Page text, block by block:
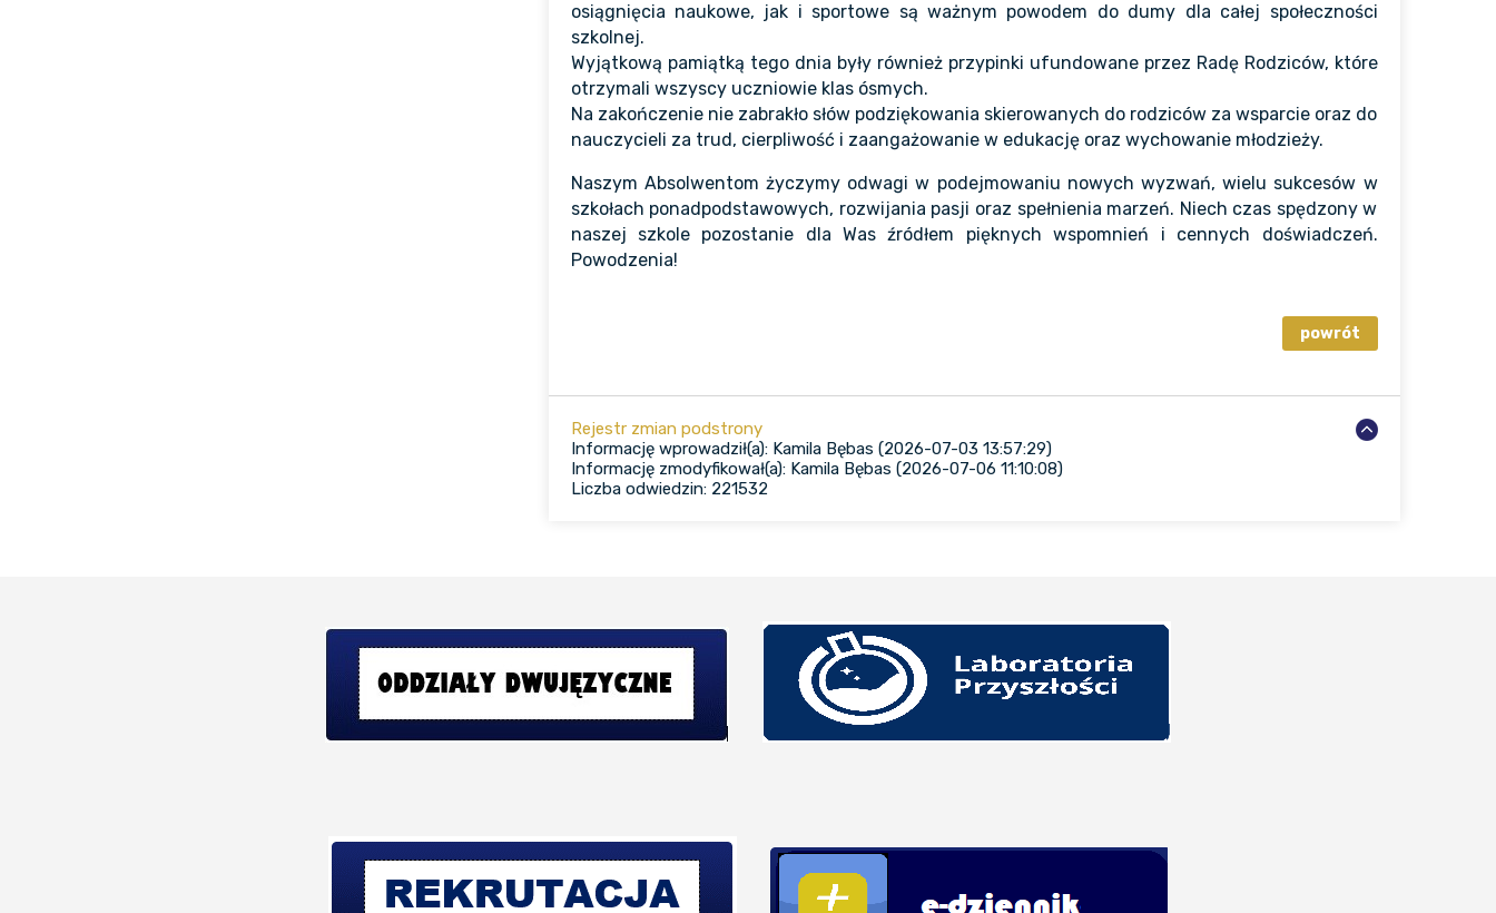
osiągnięcia naukowe, jak i sportowe są ważnym powodem do dumy dla całej społeczności
szkolnej.
Wyjątkową pamiątką tego dnia były również przypinki ufundowane przez Radę Rodziców, które
otrzymali wszyscy uczniowie klas ósmych.
Na zakończenie nie zabrakło słów podziękowania skierowanych do rodziców za wsparcie oraz do
nauczycieli za trud, cierpliwość i zaangażowanie w edukację oraz wychowanie młodzieży.
Naszym Absolwentom życzymy odwagi w podejmowaniu nowych wyzwań, wielu sukcesów w
szkołach ponadpodstawowych, rozwijania pasji oraz spełnienia marzeń. Niech czas spędzony w
naszej szkole pozostanie dla Was źródłem pięknych wspomnień i cennych doświadczeń.
Powodzenia!
Rejestr zmian podstrony
Informację wprowadził(a): Kamila Bębas (2026-07-03 13:57:29)
Informację zmodyfikował(a): Kamila Bębas (2026-07-06 11:10:08)
Liczba odwiedzin: 221532